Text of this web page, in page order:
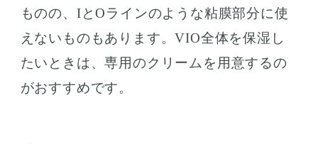
ものの、IとOラインのような粘膜部分に使
えないものもあります。VIO全体を保湿し
たいときは、専用のクリームを用意するの
がおすすめです。